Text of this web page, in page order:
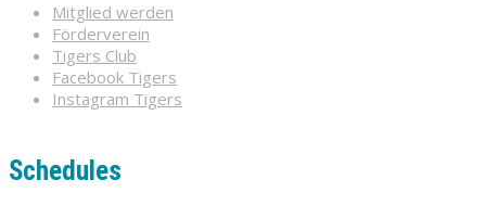
Mitglied werden
Förderverein
Tigers Club
Facebook Tigers
Instagram Tigers
Schedules